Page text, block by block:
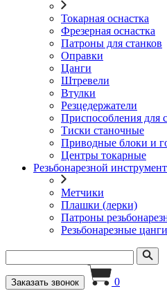
Токарная оснастка
Фрезерная оснастка
Патроны для станков
Оправки
Цанги
Штревели
Втулки
Резцедержатели
Приспособления для
Тиски станочные
Приводные блоки и
Центры токарные
Резьбонарезной инструмент
Метчики
Плашки (лерки)
Патроны
Резьбонарезные цанги
Заказать звонок 0